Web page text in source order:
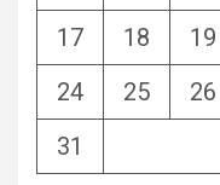
17
18 19
24
25 26
31